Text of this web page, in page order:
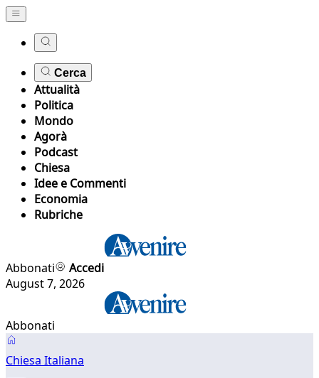
Cerca
Attualità
Politica
Mondo
Agorà
Podcast
Chiesa
Idee e Commenti
Economia
Rubriche
Abbonati
Accedi
August 7, 2026
Abbonati
Chiesa Italiana